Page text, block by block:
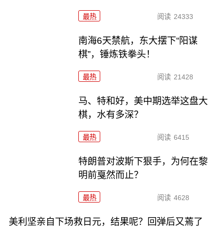
最热 阅读 24333
南海6天禁航，东大摆下“阳谋
棋”，锤炼铁拳头！
最热 阅读 21428
马、特和好，美中期选举这盘大
棋，水有多深？
最热 阅读 6415
特朗普对波斯下狠手，为何在黎
明前戛然而止？
最热 阅读 4628
美利坚亲自下场救日元，结果呢？回弹后又蔫了